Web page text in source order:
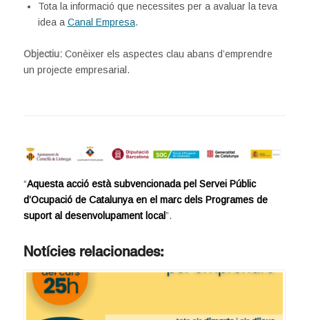
Tota la informació que necessites per a avaluar la teva
idea a Canal Empresa.
Objectiu: Conèixer els aspectes clau abans d’emprendre
un projecte empresarial.
“Aquesta acció està subvencionada pel Servei Públic
d’Ocupació de Catalunya en el marc dels Programes de
suport al desenvolupament local”.
Notícies relacionades: